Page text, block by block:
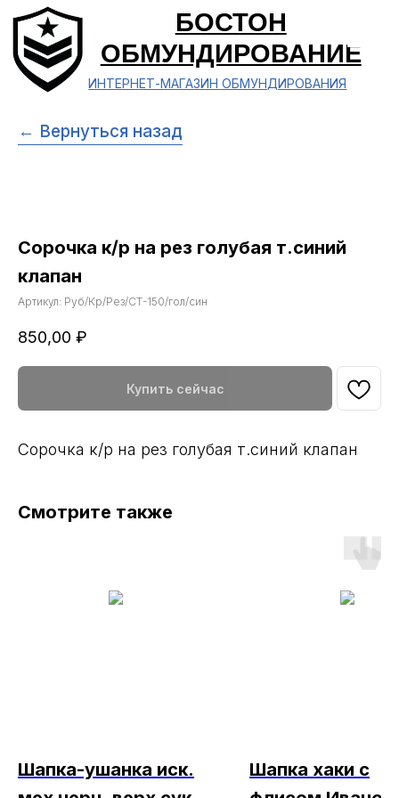
БОСТОН
ОБМУНДИРОВАНИЕ
ИНТЕРНЕТ-МАГАЗИН ОБМУНДИРОВАНИЯ
← Вернуться назад
Сорочка к/р на рез голубая т.синий
клапан
Артикул: Руб/Кр/Рез/СТ-150/гол/син
850,00 ₽
Купить сейчас
Сорочка к/р на рез голубая т.синий клапан
Смотрите также
Шапка-ушанка иск.
Шапка хаки с